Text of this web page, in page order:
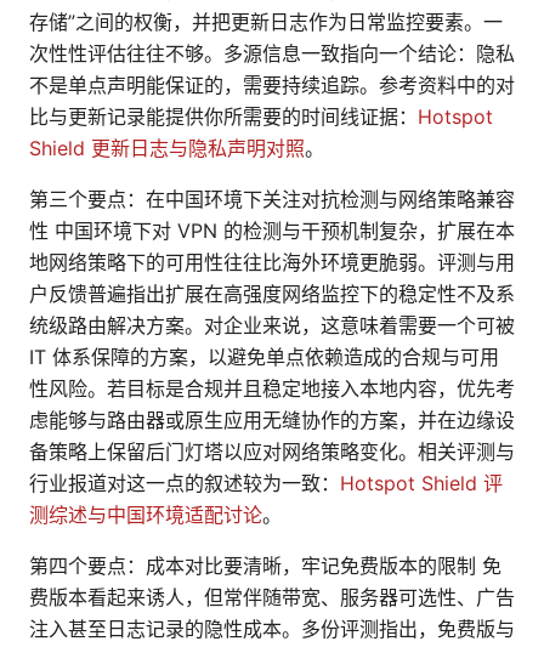
存储”之间的权衡，并把更新日志作为日常监控要素。一
次性性评估往往不够。多源信息一致指向一个结论：隐私
不是单点声明能保证的，需要持续追踪。参考资料中的对
比与更新记录能提供你所需要的时间线证据： Hotspot
Shield 更新日志与隐私声明对照。
第三个要点：在中国环境下关注对抗检测与网络策略兼容
性 中国环境下对 VPN 的检测与干预机制复杂，扩展在本
地网络策略下的可用性往往比海外环境更脆弱。评测与用
户反馈普遍指出扩展在高强度网络监控下的稳定性不及系
统级路由解决方案。对企业来说，这意味着需要一个可被
IT 体系保障的方案，以避免单点依赖造成的合规与可用
性风险。若目标是合规并且稳定地接入本地内容，优先考
虑能够与路由器或原生应用无缝协作的方案，并在边缘设
备策略上保留后门灯塔以应对网络策略变化。相关评测与
行业报道对这一点的叙述较为一致： Hotspot Shield 评
测综述与中国环境适配讨论。
第四个要点：成本对比要清晰，牢记免费版本的限制 免
费版本看起来诱人，但常伴随带宽、服务器可选性、广告
注入甚至日志记录的隐性成本。多份评测指出，免费版与